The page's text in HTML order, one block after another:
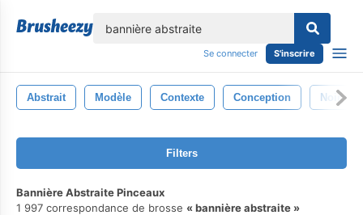
Se connecter S'inscrire
Abstrait Modèle Contexte Conception Noir
Filters
Bannière Abstraite Pinceaux
1 997 correspondance de brosse
bannière abstraite